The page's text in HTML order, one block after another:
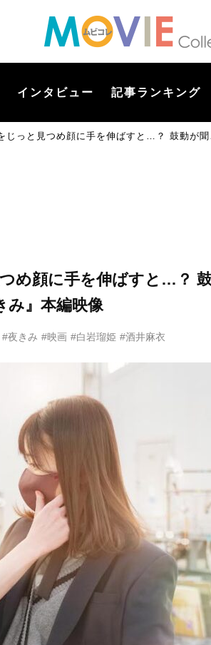
インタビュー 記事ランキング
じっと見つめ顔に手を伸ばすと…？ 鼓動が
め顔に手を伸ばすと…？
み』本編映像
#夜きみ #映画 #白岩瑠姫 #酒井麻衣